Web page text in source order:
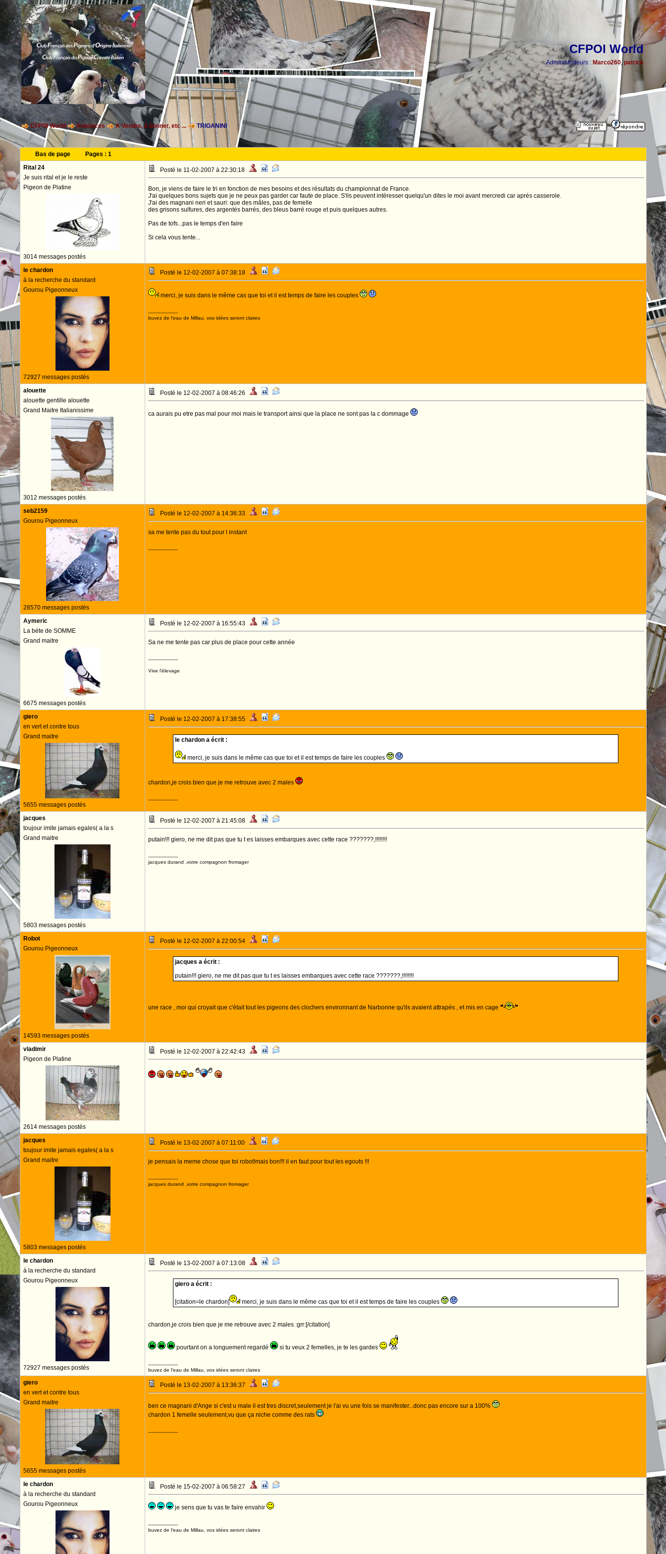
CFPOI World
Administrateurs : Marco260, patrick
CFPOI World Annonces A Vendre, à donner, etc ... TRIGANINI
Bas de page Pages : 1
Rital 24
Je suis rital et je le reste
Pigeon de Platine
3014 messages postés
Posté le 11-02-2007 à 22:30:18
Bon, je viens de faire le tri en fonction de mes besoins et des résultats du championnat de France.
J'ai quelques bons sujets que je ne peux pas garder car faute de place. S'ils peuvent intéresser quelqu'un dites le moi avant mercredi car aprés casserole.
J'ai des magnani neri et sauri: que des mâles, pas de femelle
des grisons sulfures, des argentés barrés, des bleus barré rouge et puis quelques autres.
Pas de tofs...pas le temps d'en faire
Si cela vous tente...
le chardon
à la recherche du standard
Gourou Pigeonneux
72927 messages postés
Posté le 12-02-2007 à 07:38:18
merci, je suis dans le même cas que toi et il est temps de faire les couples
--------------------
buvez de l'eau de Millau, vos idées seront claires
alouette
alouette gentille alouette
Grand Maitre Italianissime
3012 messages postés
Posté le 12-02-2007 à 08:46:26
ca aurais pu etre pas mal pour moi mais le transport ainsi que la place ne sont pas la c dommage
seb2159
Gourou Pigeonneux
28570 messages postés
Posté le 12-02-2007 à 14:36:33
sa me tente pas du tout pour l instant
--------------------
Aymeric
La béte de SOMME
Grand maitre
6675 messages postés
Posté le 12-02-2007 à 16:55:43
Sa ne me tente pas car plus de place pour cette année
--------------------
Vive l'élevage
giero
en vert et contre tous
Grand maitre
5655 messages postés
Posté le 12-02-2007 à 17:38:55
le chardon a écrit :
merci, je suis dans le même cas que toi et il est temps de faire les couples
chardon,je crois bien que je me retrouve avec 2 males
--------------------
jacques
toujour imite jamais egales( a la s
Grand maitre
5803 messages postés
Posté le 12-02-2007 à 21:45:08
putain!!! giero, ne me dit pas que tu t es laisses embarques avec cette race ???????,!!!!!!!!
--------------------
jacques durand ,votre compagnon fromager
Robot
Gourou Pigeonneux
14593 messages postés
Posté le 12-02-2007 à 22:00:54
jacques a écrit :
putain!!! giero, ne me dit pas que tu t es laisses embarques avec cette race ???????,!!!!!!!!
une race , moi qui croyait que c'était tout les pigeons des clochers environnant de Narbonne qu'ils avaient attrapés , et mis en cage
vladimir
Pigeon de Platine
2614 messages postés
Posté le 12-02-2007 à 22:42:43
jacques
toujour imite jamais egales( a la s
Grand maitre
5803 messages postés
Posté le 13-02-2007 à 07:11:00
je pensais la meme chose que toi robot!mais bon!!! il en faut pour tout les egouts !!!
--------------------
jacques durand ,votre compagnon fromager
le chardon
à la recherche du standard
Gourou Pigeonneux
72927 messages postés
Posté le 13-02-2007 à 07:13:08
giero a écrit :
[citation=le chardon] merci, je suis dans le même cas que toi et il est temps de faire les couples
chardon,je crois bien que je me retrouve avec 2 males :grr:[/citation]
pourtant on a longuement regardé si tu veux 2 femelles, je te les gardes
--------------------
buvez de l'eau de Millau, vos idées seront claires
giero
en vert et contre tous
Grand maitre
5655 messages postés
Posté le 13-02-2007 à 13:36:37
ben ce magnani d'Ange si c'est u male il est tres discret,seulement je l'ai vu une fois se manifester...donc pas encore sur a 100%
chardon 1 femelle seulement,vu que ça niche comme des rats
--------------------
le chardon
à la recherche du standard
Gourou Pigeonneux
Posté le 15-02-2007 à 06:58:27
je sens que tu vas te faire envahir
--------------------
buvez de l'eau de Millau, vos idées seront claires